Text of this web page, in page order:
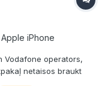
Apple iPhone
Vodafone operators,
netaisos braukt